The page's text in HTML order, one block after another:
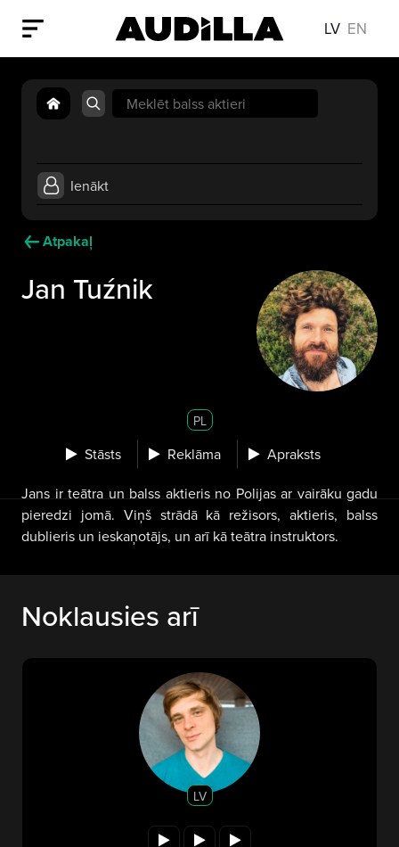
LV EN
Search
for:
Ienākt
Atpakaļ
Jan Tuźnik
PL
Stāsts Reklāma Apraksts
Jans ir teātra un balss aktieris no Polijas ar vairāku gadu
pieredzi jomā. Viņš strādā kā režisors, aktieris, balss
dublieris un ieskaņotājs, un arī kā teātra instruktors.
Noklausies arī
LV